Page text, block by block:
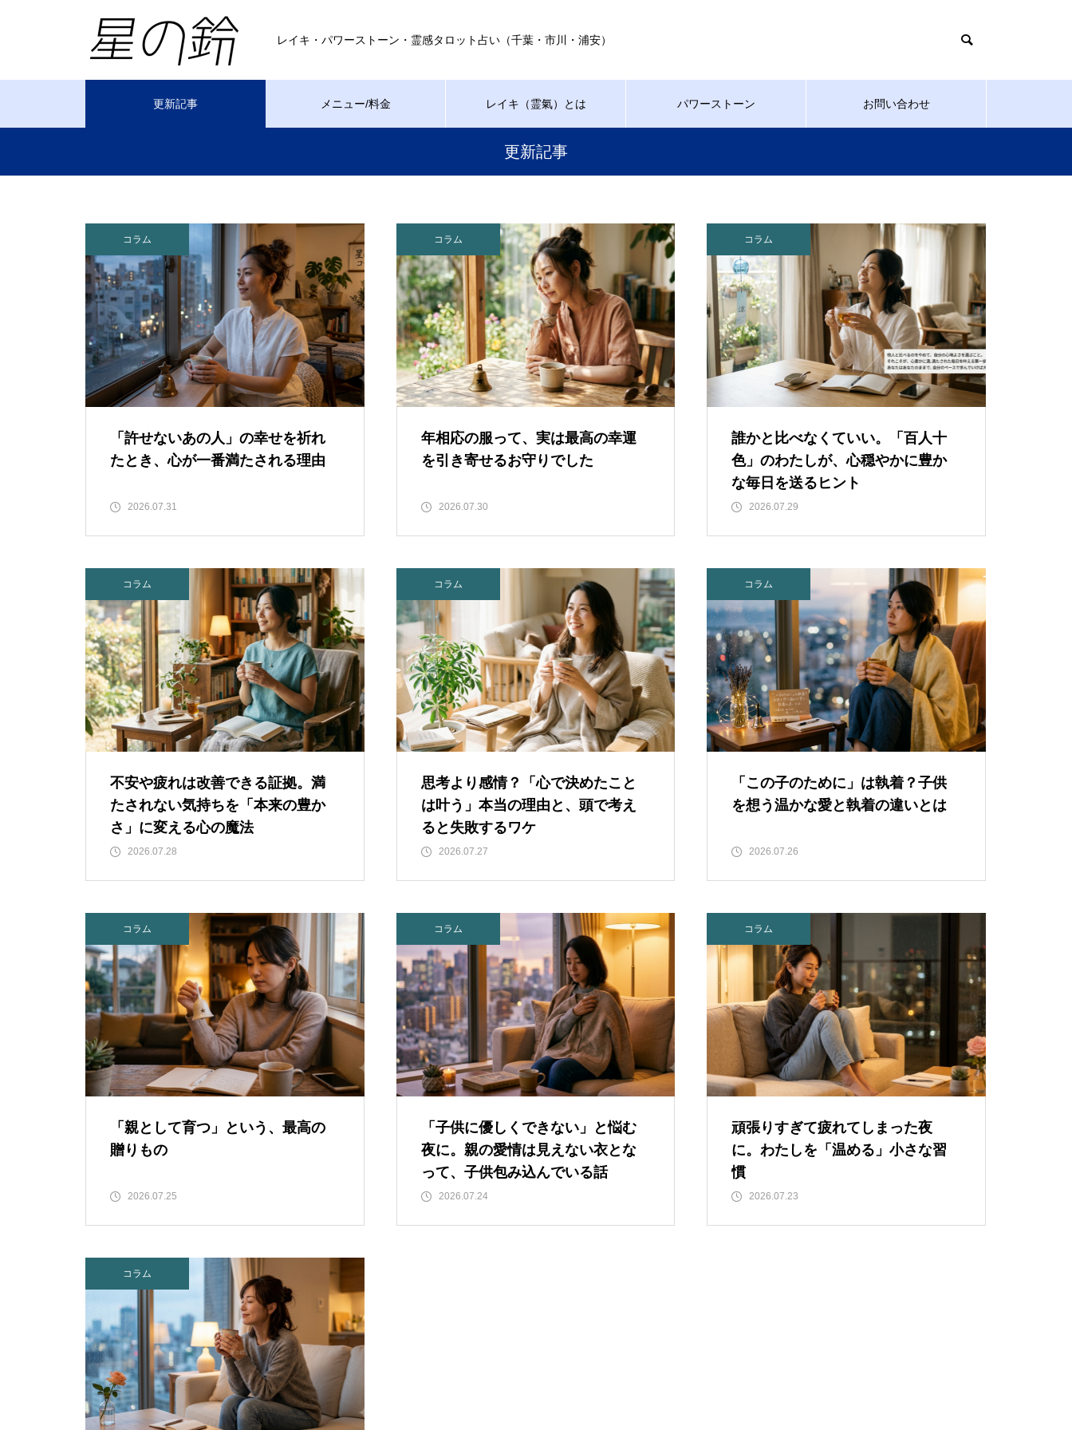
レイキ・パワーストーン・霊感タロット占い（千葉・市川・浦安）
更新記事 メニュー/料金 レイキ（霊氣）とは パワーストーン お問い合わせ
更新記事
コラム
「許せないあの人」の幸せを祈れ
たとき、心が一番満たされる理由
2026.07.31
コラム
年相応の服って、実は最高の幸運
を引き寄せるお守りでした
2026.07.30
コラム
誰かと比べなくていい。「百人十
色」のわたしが、心穏やかに豊か
な毎日を送るヒント
2026.07.29
コラム
不安や疲れは改善できる証拠。満
たされない気持ちを「本来の豊か
さ」に変える心の魔法
2026.07.28
コラム
思考より感情？「心で決めたこと
は叶う」本当の理由と、頭で考え
ると失敗するワケ
2026.07.27
コラム
「この子のために」は執着？子供
を想う温かな愛と執着の違いとは
2026.07.26
コラム
「親として育つ」という、最高の
贈りもの
2026.07.25
コラム
「子供に優しくできない」と悩む
夜に。親の愛情は見えない衣とな
って、子供包み込んでいる話
2026.07.24
コラム
頑張りすぎて疲れてしまった夜
に。わたしを「温める」小さな習
慣
2026.07.23
コラム